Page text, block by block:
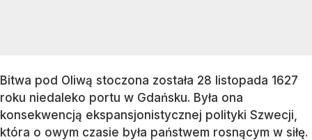
Bitwa pod Oliwą stoczona została 28 listopada 1627
roku niedaleko portu w Gdańsku. Była ona
konsekwencją ekspansjonistycznej polityki Szwecji,
która o owym czasie była państwem rosnącym w siłę.